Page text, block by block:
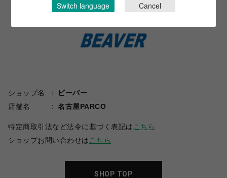
ショップ名
ビーバー
店舗名
名古屋PARCO
特定商取引法など法令に基づく表記は こちら
ショップお問い合わせは こちら
SHOP TOP
Switch language Cancel